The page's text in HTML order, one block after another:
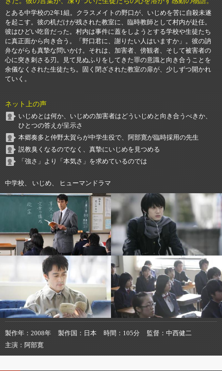
とある中学校の2年1組。クラスメイトの野口が、いじめを苦に自殺未遂
を起こす。彼の机だけが残された教室に、臨時教師として村内が赴任。
彼はひどい吃音だった。村内は事件に蓋をしようとする学校や生徒たち
に真正面から向き合う。「野口君に、謝りたい人はいますか」。彼の訥
弁ながらも真摯な問いかけ。それは、加害者、傍観者、そして被害者の
心に突き刺さる刃。見て見ぬふりをしてきた罪の意識と向き合うことを
余儀なくされた生徒たち。固く閉ざされた教室の扉が、少しずつ開かれ
ていく。
ネット上の声
いじめとは何か、いじめの加害者はどういじめと向き合うべきか、
ひとつの答えが呈示さ
本郷奏多と仲野太賀らが中学生役で、阿部寛が臨時採用の先生
説教臭くなるのでなく、真摯にいじめを見つめる
「強さ」より「本気さ」を求めているのでは
中学校、 いじめ、 ヒューマンドラマ
製作年 2008年 製作国 日本 時間 105分 監督
中西健二
主演
阿部寛